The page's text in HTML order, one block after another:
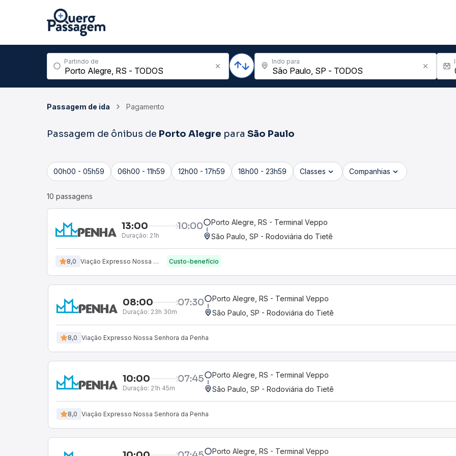
Partindo de Indo para
Passagem de ida Pagamento
Passagem de ônibus de Porto Alegre para São Paulo
00h00 - 05h59 06h00 - 11h59 12h00 - 17h59 18h00 - 23h59 Classes Companhias
10 passagens
13:00 10:00
Duração: 21h
Porto Alegre, RS - Terminal Veppo
São Paulo, SP - Rodoviária do Tietê
8,0 Viação Expresso Nossa Senhora da Penha Custo-benefício
08:00 07:30
Duração: 23h 30m
Porto Alegre, RS - Terminal Veppo
São Paulo, SP - Rodoviária do Tietê
8,0 Viação Expresso Nossa Senhora da Penha
10:00 07:45
Duração: 21h 45m
Porto Alegre, RS - Terminal Veppo
São Paulo, SP - Rodoviária do Tietê
8,0 Viação Expresso Nossa Senhora da Penha
Porto Alegre, RS - Terminal Veppo